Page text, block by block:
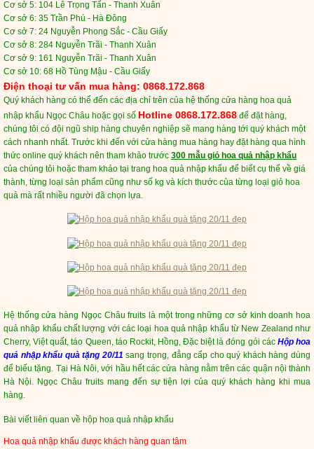
Cơ sở 5: 104 Lê Trọng Tấn - Thanh Xuân
Cơ sở 6: 35 Trần Phú - Hà Đông
Cơ sở 7: 24 Nguyễn Phong Sắc - Cầu Giấy
Cơ sở 8: 284 Nguyễn Trãi - Thanh Xuân
Cơ sở 9: 161 Nguyễn Trãi - Thanh Xuân
Cơ sở 10: 68 Hồ Tùng Mậu - Cầu Giấy
Điện thoại tư vấn mua hàng: 0868.172.868
Quý khách hàng có thể đến các địa chỉ trên của hệ thống cửa hàng hoa quả
nhập khẩu Ngọc Châu hoặc gọi số Hotline 0868.172.868 để đặt hàng,
chúng tôi có đội ngũ ship hàng chuyên nghiệp sẽ mang hàng tới quý khách một
cách nhanh nhất. Trước khi đến với cửa hàng mua hàng hay đặt hàng qua hình
thức online quý khách nên tham khảo trước 300 mẫu giỏ hoa quả nhập khẩu
của chúng tôi hoặc tham khảo tại trang hoa quả nhập khẩu để biết cụ thể về giá
thành, từng loại sản phẩm cũng như số kg và kích thước của từng loại giỏ hoa
quả mà rất nhiều người đã chọn lựa.
Hệ thống cửa hàng Ngọc Châu fruits là một trong những cơ sở kinh doanh hoa
quả nhập khẩu chất lượng với các loại hoa quả nhập khẩu từ New Zealand như
Cherry, Việt quất, táo Queen, táo Rockit, Hồng, Đặc biệt là đóng gói các Hộp hoa
quả nhập khẩu quà tặng 20/11 sang trọng, đẳng cấp cho quý khách hàng dùng
để biếu tặng. Tại Hà Nôi, với hầu hết các cửa hàng nằm trên các quận nội thành
Hà Nội. Ngọc Châu fruits mang đến sự tiện lợi của quý khách hàng khi mua
hàng.
Bài viết liên quan về hộp hoa quả nhập khẩu
Hoa quả nhập khẩu được khách hàng quan tâm